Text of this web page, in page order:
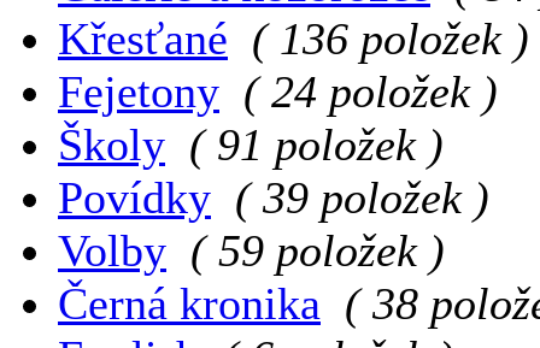
Křesťané ( 136 položek )
Fejetony ( 24 položek )
Školy ( 91 položek )
Povídky ( 39 položek )
Volby ( 59 položek )
Černá kronika ( 38